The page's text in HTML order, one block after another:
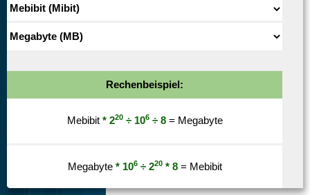
Rechenbeispiel:
Mebibit * 220÷ 106÷ 8= Megabyte
Megabyte * 106÷ 220* 8= Mebibit